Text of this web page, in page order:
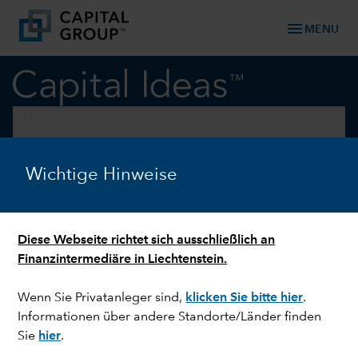
Wichtige Hinweise
Diese Webseite richtet sich ausschließlich an
Finanzintermediäre in Liechtenstein.
Wenn Sie Privatanleger sind, klicken Sie bitte hier.
Informationen über andere Standorte/Länder finden
Sie hier.
menu MENU
WAHLEN
Schlaglicht: Die Wahl zum
europäischen Parlament